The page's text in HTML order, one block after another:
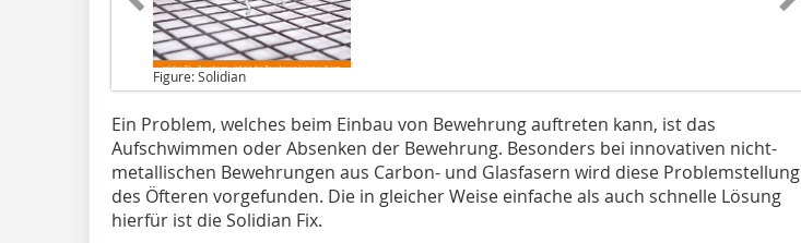
Figure: Solidian
Ein Problem, welches beim Einbau von Bewehrung auftreten kann, ist das
Aufschwimmen oder Absenken der Bewehrung. Besonders bei innovativen nicht-
metallischen Bewehrungen aus Carbon- und Glasfasern wird diese Problemstellung
des Öfteren vorgefunden. Die in gleicher Weise einfache als auch schnelle Lösung
hierfür ist die Solidian Fix.